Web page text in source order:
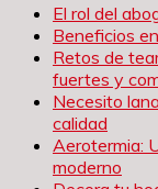
El rol del
Beneficios
Retos de
fuertes y
Necesito
calidad
Aerotermia:
moderno